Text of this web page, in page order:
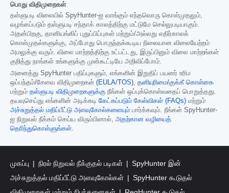
பொது விதிமுறைகள்
தள்ளுபடி விலையில் SpyHunter-ஐ வாங்கும் எந்தவொரு கொள்முதலும்,
வழங்கப்படும் தள்ளுபடி சந்தாக் காலத்திற்கு மட்டுமே செல்லுபடியாகும்.
அதன்பிறகு, தானியங்கிப் புதுப்பிப்புகள் மற்றும்/அல்லது எதிர்காலக்
கொள்முதல்களுக்கு, அப்போது பொருந்தக்கூடிய நிலையான விலையேற்றம்
அமலுக்கு வரும். விலை மாற்றத்திற்கு உட்பட்டது, இருப்பினும் விலை மாற்றங்கள்
குறித்து நாங்கள் உங்களுக்கு முன்கூட்டியே அறிவிப்போம்.
அனைத்து SpyHunter பதிப்புகளும், எங்களின் இறுதிப் பயனர் உரிம
ஒப்பந்தம்/சேவை விதிமுறைகள் (EULA/TOS), தனியுரிமை/குக்கீ கொள்கை
மற்றும் தள்ளுபடி விதிமுறைகளுக்கு நீங்கள் ஒப்புக்கொள்வதைப் பொறுத்தது.
தயவுசெய்து எங்களின் அடிக்கடி கேட்கப்படும் கேள்விகள் (FAQs) மற்றும்
அச்சுறுத்தல் மதிப்பீட்டு அளவுகோல்களையும் பார்க்கவும். நீங்கள் SpyHunter-
ஐ நிறுவல் நீக்கம் செய்ய விரும்பினால், அதற்கான வழியைத்
தெரிந்துகொள்ளுங்கள்.
முகப்பு நிரல் நிறுவல் நீக்குதல் படிகள்
SpyHunter இன்
அச்சுறுத்தல் மதிப்பீட்டு அளவுகோல்கள்
SpyHunter கூடுதல்